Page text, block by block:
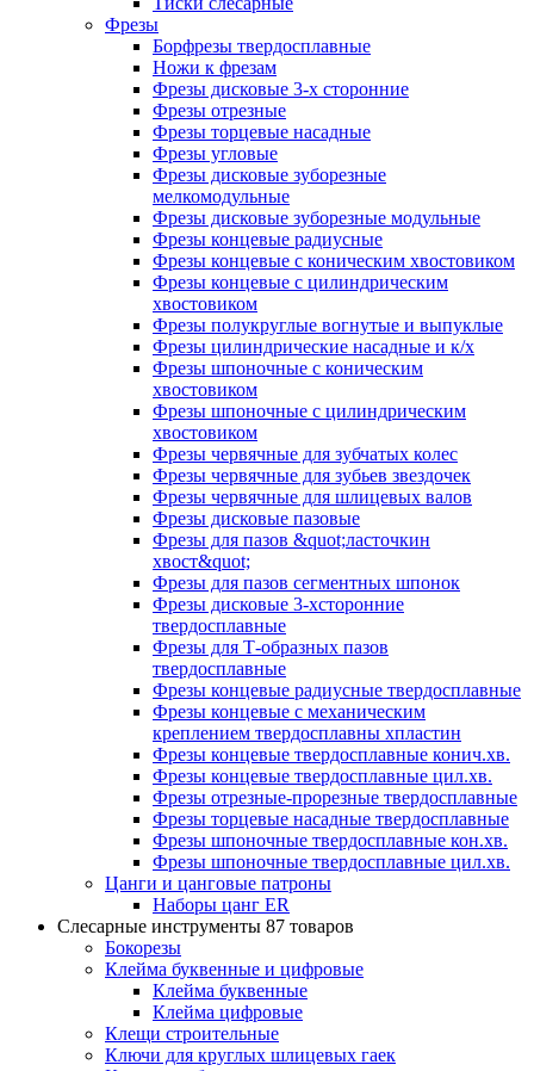
Фрезы
Борфрезы твердосплавные
Ножи к фрезам
Фрезы дисковые 3-х сторонние
Фрезы отрезные
Фрезы торцевые насадные
Фрезы угловые
Фрезы дисковые зуборезные
мелкомодульные
Фрезы дисковые зуборезные модульные
Фрезы концевые радиусные
Фрезы концевые с коническим хвостовиком
Фрезы концевые с цилиндрическим
хвостовиком
Фрезы полукруглые вогнутые и выпуклые
Фрезы цилиндрические насадные и к/х
Фрезы шпоночные с коническим
хвостовиком
Фрезы шпоночные с цилиндрическим
хвостовиком
Фрезы червячные для зубчатых колес
Фрезы червячные для зубьев звездочек
Фрезы червячные для шлицевых валов
Фрезы дисковые пазовые
Фрезы для пазов &quot;ласточкин
хвост&quot;
Фрезы для пазов сегментных шпонок
Фрезы дисковые 3-хсторонние
твердосплавные
Фрезы для Т-образных пазов
твердосплавные
Фрезы концевые радиусные твердосплавные
Фрезы концевые с механическим
креплением твердосплавны хпластин
Фрезы концевые твердосплавные конич.хв.
Фрезы концевые твердосплавные цил.хв.
Фрезы отрезные-прорезные твердосплавные
Фрезы торцевые насадные твердосплавные
Фрезы шпоночные твердосплавные кон.хв.
Фрезы шпоночные твердосплавные цил.хв.
Цанги и цанговые патроны
Наборы цанг ER
Слесарные инструменты 87 товаров
Бокорезы
Клейма буквенные и цифровые
Клейма буквенные
Клейма цифровые
Клещи строительные
Ключи для круглых шлицевых гаек